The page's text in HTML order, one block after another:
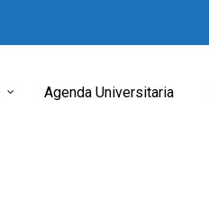
Agenda Universitaria